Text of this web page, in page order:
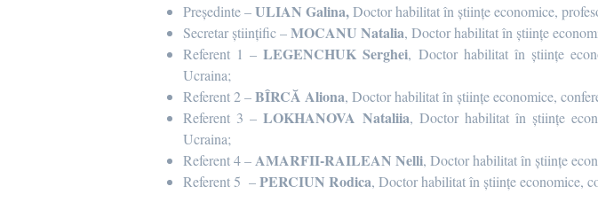
Președinte –ULIAN Galina,Doctor habilitat în științe economice,
Secretar științific –MOCANU Natalia, Doctor habilitat în științe
Referent 1 –LEGENCHUK Serghei, Doctor habilitat în științe
Ucraina;
Referent 2 –BÎRCĂ Aliona, Doctor habilitat în științe economice,
Referent 3 –LOKHANOVA Nataliia, Doctor habilitat în științe
Ucraina;
Referent 4 –AMARFII-RAILEAN Nelli, Doctor habilitat în științe
Referent 5 –PERCIUN Rodica, Doctor habilitat în științe economice,